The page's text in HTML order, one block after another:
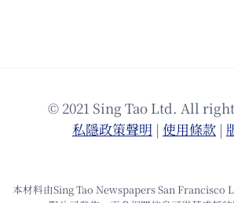
© 2021 Sing Tao Ltd. All
私隱政策聲明 | 使⽤條款 |
本材料由Sing Tao Newspapers San Francisco